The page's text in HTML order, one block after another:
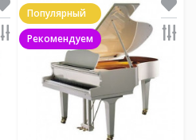
Популярный
Рекомендуем